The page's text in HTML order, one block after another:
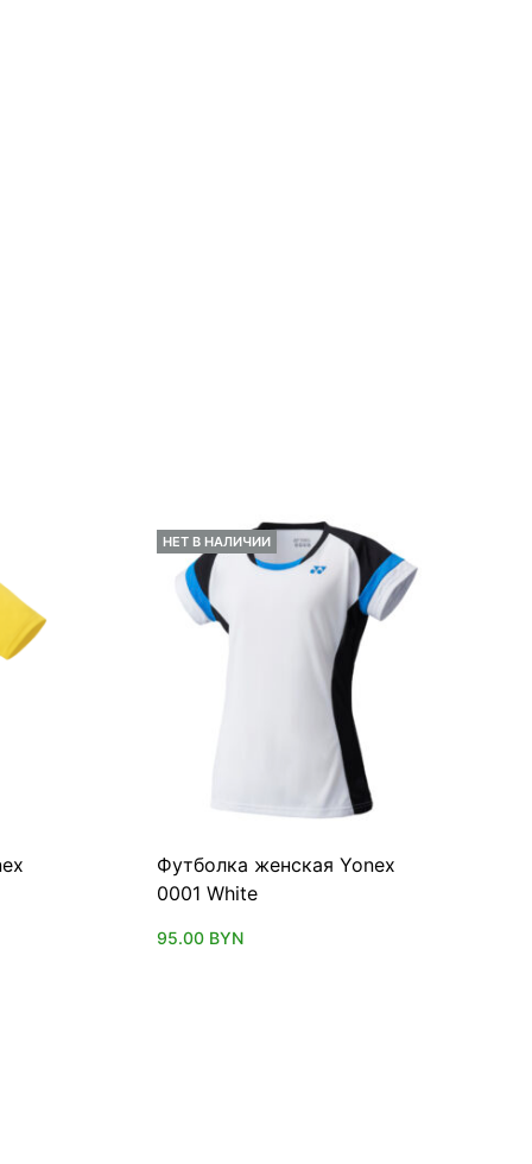
НЕТ В НАЛИЧИИ
Футболка женская Yonex
0001 White
95.00 BYN